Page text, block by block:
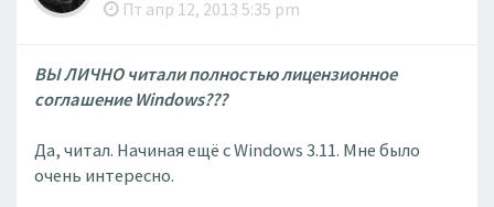
Пт апр 12, 2013 5:35 pm
ВЫ ЛИЧНО читали полностью лицензионное
соглашение Windows???
Да, читал. Начиная ещё с Windows 3.11. Мне было
очень интересно.